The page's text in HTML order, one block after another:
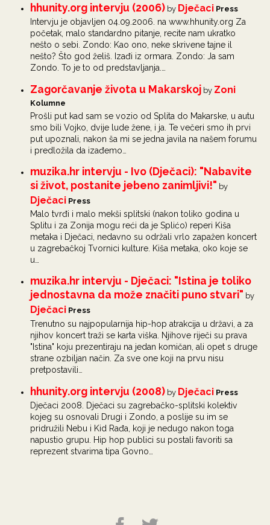
hhunity.org intervju (2006) by Dječaci Press
Intervju je objavljen 04.09.2006. na www.hhunity.org Za
početak, malo standardno pitanje, recite nam ukratko
nešto o sebi. Zondo: Kao ono, neke skrivene tajne il
nešto? Što god želiš. Izađi iz ormara. Zondo: Ja sam
Zondo. To je to od predstavljanja.…
Zagorčavanje života u Makarskoj by Zoni
Kolumne
Prošli put kad sam se vozio od Splita do Makarske, u autu
smo bili Vojko, dvije lude žene, i ja. Te večeri smo ih prvi
put upoznali, nakon ša mi se jedna javila na našem forumu
i predložila da izađemo…
muzika.hr intervju - Ivo (Dječaci): "Nabavite
si život, postanite jebeno zanimljivi!" by
Dječaci Press
Malo tvrđi i malo mekši splitski (nakon toliko godina u
Splitu i za Zonija mogu reći da je Splićo) reperi Kiša
metaka i Dječaci, nedavno su održali vrlo zapažen koncert
u zagrebačkoj Tvornici kulture. Kiša metaka, oko koje se
u…
muzika.hr intervju - Dječaci: "Istina je toliko
jednostavna da može značiti puno stvari" by
Dječaci Press
Trenutno su najpopularnija hip-hop atrakcija u državi, a za
njihov koncert traži se karta viška. Njihove riječi su prava
"Istina" koju prezentiraju na jedan komičan, ali opet s druge
strane ozbiljan način. Za sve one koji na prvu nisu
pretpostavili…
hhunity.org intervju (2008) by Dječaci Press
Dječaci 2008. Dječaci su zagrebačko-splitski kolektiv
kojeg su osnovali Drugi i Zondo, a poslije su im se
pridružili Nebu i Kid Rađa, koji je nedugo nakon toga
napustio grupu. Hip hop publici su postali favoriti sa
reprezent stvarima tipa Govno…